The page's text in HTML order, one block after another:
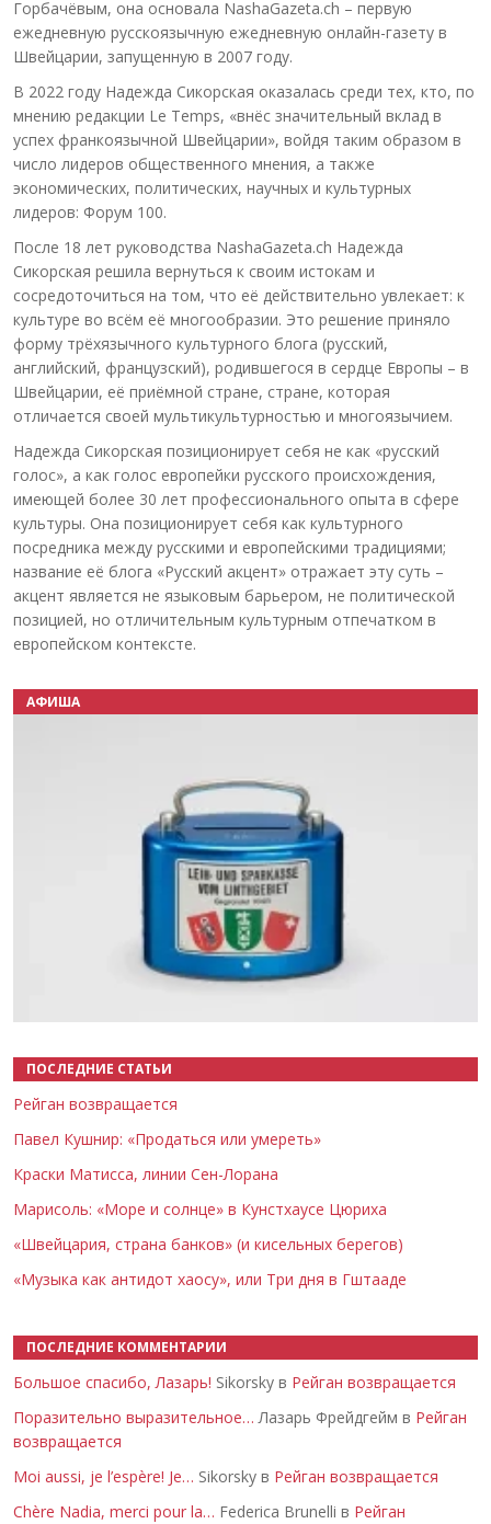
Горбачёвым, она основала NashaGazeta.ch – первую
ежедневную русскоязычную ежедневную онлайн-газету в
Швейцарии, запущенную в 2007 году.
В 2022 году Надежда Сикорская оказалась среди тех, кто, по
мнению редакции Le Temps, «внёс значительный вклад в
успех франкоязычной Швейцарии», войдя таким образом в
число лидеров общественного мнения, а также
экономических, политических, научных и культурных
лидеров: Форум 100.
После 18 лет руководства NashaGazeta.ch Надежда
Сикорская решила вернуться к своим истокам и
сосредоточиться на том, что её действительно увлекает: к
культуре во всём её многообразии. Это решение приняло
форму трёхязычного культурного блога (русский,
английский, французский), родившегося в сердце Европы – в
Швейцарии, её приёмной стране, стране, которая
отличается своей мультикультурностью и многоязычием.
Надежда Сикорская позиционирует себя не как «русский
голос», а как голос европейки русского происхождения,
имеющей более 30 лет профессионального опыта в сфере
культуры. Она позиционирует себя как культурного
посредника между русскими и европейскими традициями;
название её блога «Русский акцент» отражает эту суть –
акцент является не языковым барьером, не политической
позицией, но отличительным культурным отпечатком в
европейском контексте.
АФИША
ПОСЛЕДНИЕ СТАТЬИ
Рейган возвращается
Павел Кушнир: «Продаться или умереть»
Краски Матисса, линии Сен-Лорана
Марисоль: «Море и солнце» в Кунстхаусе Цюриха
«Швейцария, страна банков» (и кисельных берегов)
«Музыка как антидот хаосу», или Три дня в Гштааде
ПОСЛЕДНИЕ КОММЕНТАРИИ
Большое спасибо, Лазарь! Sikorsky в Рейган возвращается
Поразительно выразительное… Лазарь Фрейдгейм в Рейган
возвращается
Moi aussi, je l’espère! Je… Sikorsky в Рейган возвращается
Chère Nadia, merci pour la… Federica Brunelli в Рейган